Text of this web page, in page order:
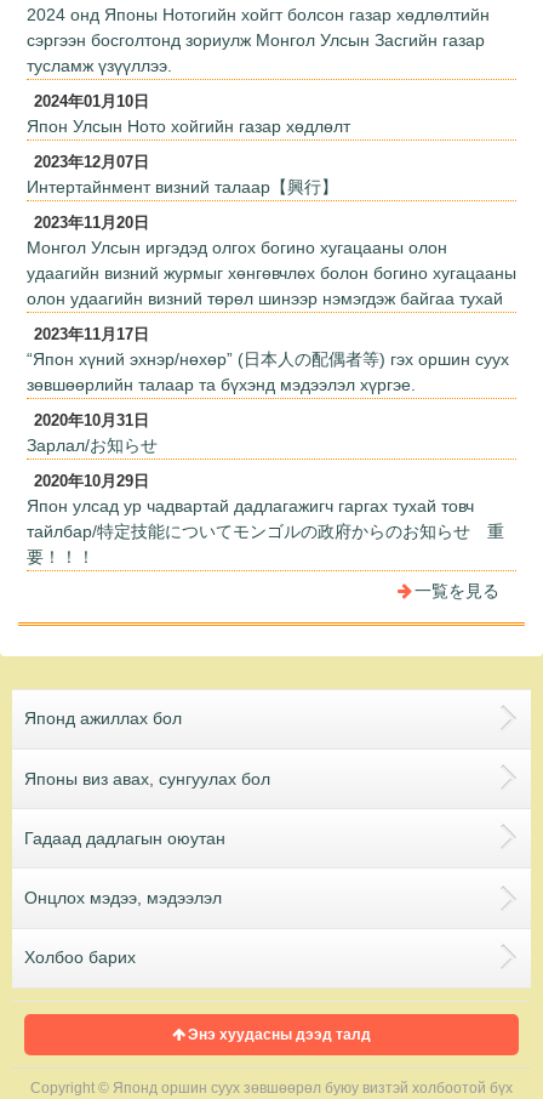
2024 онд Японы Нотогийн хойгт болсон газар хөдлөлтийн
сэргээн босголтонд зориулж Монгол Улсын Засгийн газар
тусламж үзүүллээ.
2024年01月10日
Япон Улсын Ното хойгийн газар хөдлөлт
2023年12月07日
Интертайнмент визний талаар【興行】
2023年11月20日
Монгол Улсын иргэдэд олгох богино хугацааны олон
удаагийн визний журмыг хөнгөвчлөх болон богино хугацааны
олон удаагийн визний төрөл шинээр нэмэгдэж байгаа тухай
2023年11月17日
“Япон хүний эхнэр/нөхөр” (日本人の配偶者等) гэх оршин суух
зөвшөөрлийн талаар та бүхэнд мэдээлэл хүргэе.
2020年10月31日
Зарлал/お知らせ
2020年10月29日
Япон улсад ур чадвартай дадлагажигч гаргах тухай товч
тайлбар/特定技能についてモンゴルの政府からのお知らせ 重
要！！！
一覧を見る
Японд ажиллах бол
Японы виз авах, сунгуулах бол
Гадаад дадлагын оюутан
Онцлох мэдээ, мэдээлэл
Холбоо барих
Энэ хуудасны дээд талд
Copyright © Японд оршин суух зөвшөөрөл буюу визтэй холбоотой бүх